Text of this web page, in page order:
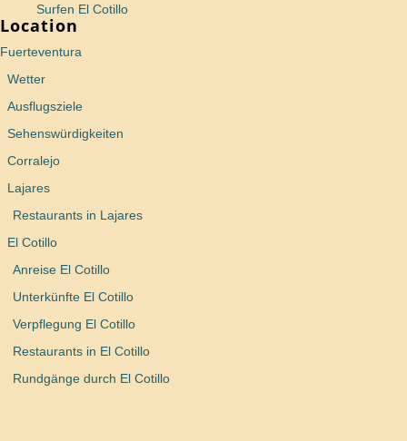
Surfen El Cotillo
Location
Fuerteventura
Wetter
Ausflugsziele
Sehenswürdigkeiten
Corralejo
Lajares
Restaurants in Lajares
El Cotillo
Anreise El Cotillo
Unterkünfte El Cotillo
Verpflegung El Cotillo
Restaurants in El Cotillo
Rundgänge durch El Cotillo